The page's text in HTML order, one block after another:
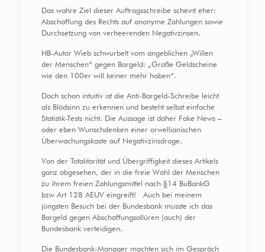
Das wahre Ziel dieser Auftragsschreibe scheint eher:
Abschaffung des Rechts auf anonyme Zahlungen sowie
Durchsetzung von verheerenden Negativzinsen.
HB-Autor Wieb schwurbelt vom angeblichen „Willen
der Menschen“ gegen Bargeld: „Große Geldscheine
wie den 100er will keiner mehr haben“.
Doch schon intuitiv ist die Anti-Bargeld-Schreibe leicht
als Blödsinn zu erkennen und besteht selbst einfache
Statistik-Tests nicht. Die Aussage ist daher Fake News –
oder eben Wunschdenken einer orwellianischen
Überwachungskaste auf Negativzinsdroge.
Von der Totalitarität und Übergriffigkeit dieses Artikels
ganz abgesehen, der in die freie Wahl der Menschen
zu ihrem freien Zahlungsmittel nach §14 BuBankG
bzw Art 128 AEUV eingreift! Auch bei meinem
jüngsten Besuch bei der Bundesbank musste ich das
Bargeld gegen Abschaffungsallüren (auch) der
Bundesbank verteidigen.
Die Bundesbank-Manager machten sich im Gespräch